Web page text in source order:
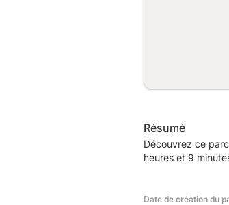
Résumé
Découvrez ce
heures et 9
Date de création du